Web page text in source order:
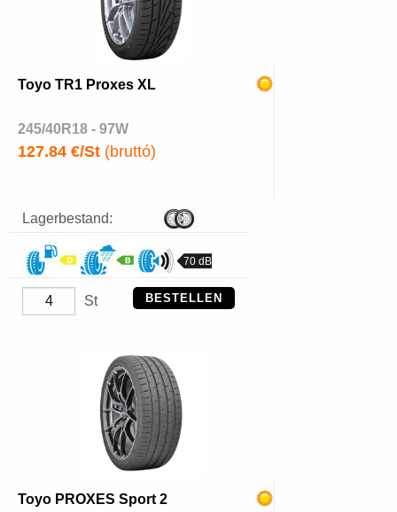
Toyo TR1 Proxes XL
245/40R18 - 97W
127.84 €/St (bruttó)
Lagerbestand:
70 dB
St BESTELLEN
Toyo PROXES Sport 2